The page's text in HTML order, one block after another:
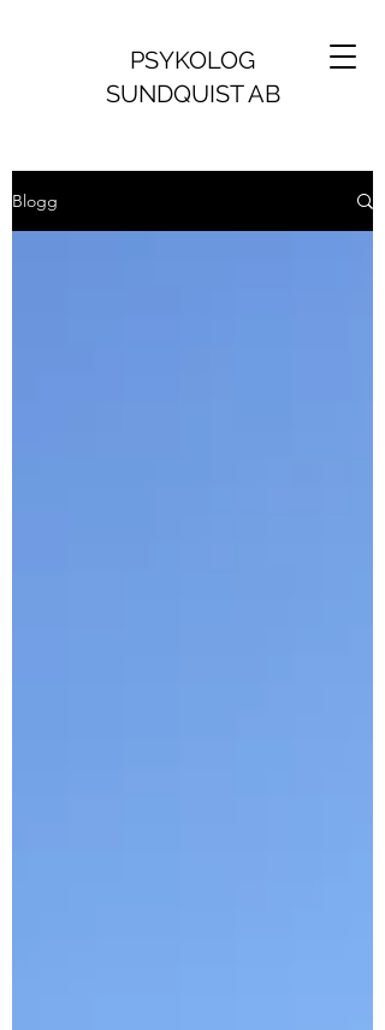
PSYKOLOG
SUNDQUIST AB
Blogg